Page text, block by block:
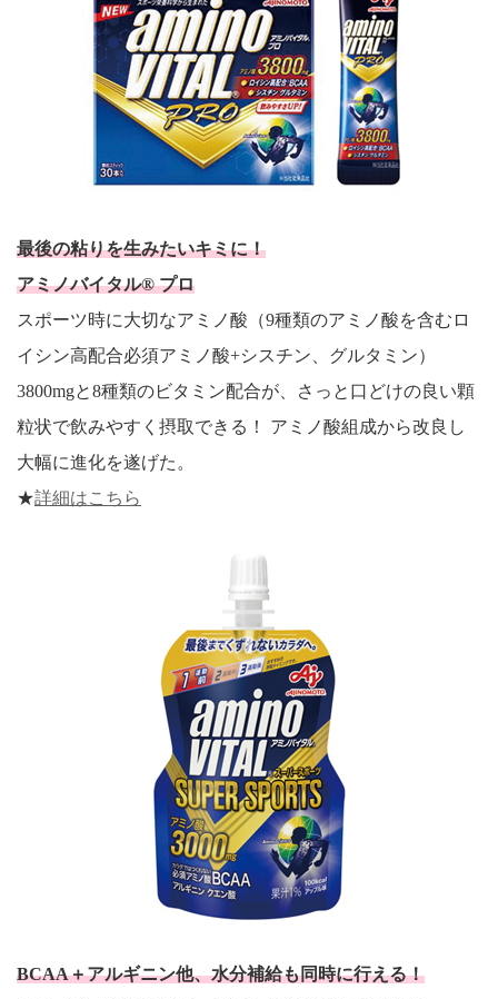
最後の粘りを生みたいキミに！
アミノバイタル® プロ
スポーツ時に大切なアミノ酸（9種類のアミノ酸を含むロ
イシン高配合必須アミノ酸+シスチン、グルタミン）
3800mgと8種類のビタミン配合が、さっと口どけの良い顆
粒状で飲みやすく摂取できる！ アミノ酸組成から改良し
大幅に進化を遂げた。
★詳細はこちら
BCAA＋アルギニン他、水分補給も同時に行える！